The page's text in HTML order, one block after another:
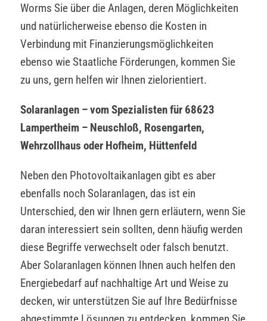
Worms Sie über die Anlagen, deren Möglichkeiten
und natürlicherweise ebenso die Kosten in
Verbindung mit Finanzierungsmöglichkeiten
ebenso wie Staatliche Förderungen, kommen Sie
zu uns, gern helfen wir Ihnen zielorientiert.
Solaranlagen – vom Spezialisten für 68623
Lampertheim – Neuschloß, Rosengarten,
Wehrzollhaus oder Hofheim, Hüttenfeld
Neben den Photovoltaikanlagen gibt es aber
ebenfalls noch Solaranlagen, das ist ein
Unterschied, den wir Ihnen gern erläutern, wenn Sie
daran interessiert sein sollten, denn häufig werden
diese Begriffe verwechselt oder falsch benutzt.
Aber Solaranlagen können Ihnen auch helfen den
Energiebedarf auf nachhaltige Art und Weise zu
decken, wir unterstützen Sie auf Ihre Bedürfnisse